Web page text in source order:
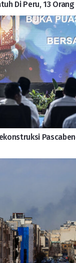
Di Peru, 13 Orang